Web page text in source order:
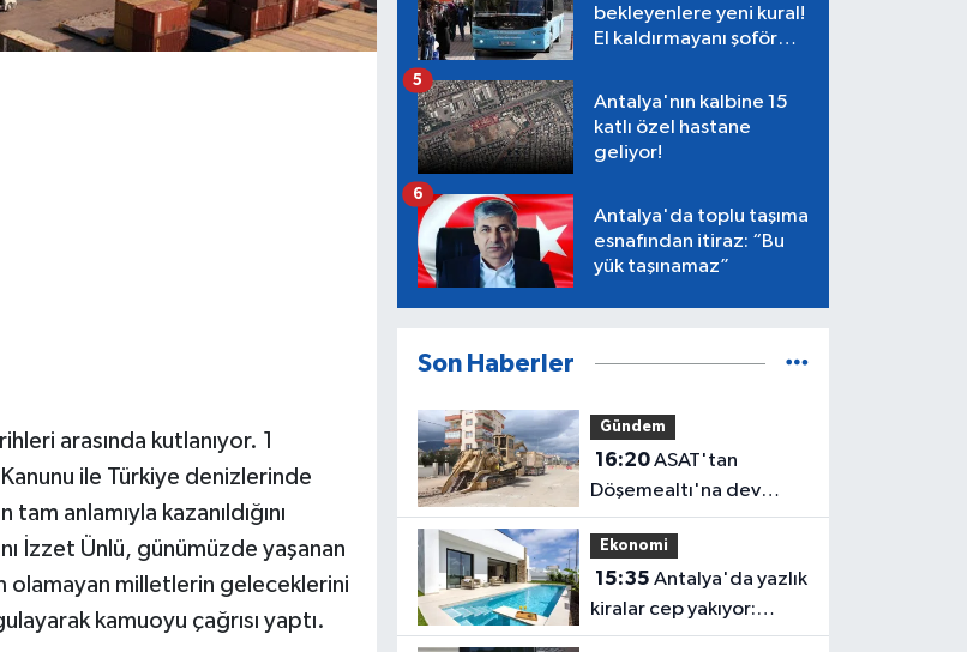
arasında kutlanıyor. 1
ile Türkiye denizlerinde
anlamıyla kazanıldığını
İzzet Ünlü, günümüzde yaşanan
olamayan milletlerin geleceklerini
kamuoyu çağrısı yaptı.
bekleyenlere yeni kural!
El kaldırmayanı şoför
Antalya'nın kalbine 15
katlı özel hastane
geliyor!
5
Antalya'da toplu taşıma
esnafından itiraz: “Bu
yük taşınamaz”
6
Son Haberler
Gündem
16:20ASAT'tan
Döşemealtı'na dev
yatırım
Ekonomi
15:35
kiralar cep yakıyor:
Günlüğü 65 bin, aylığı